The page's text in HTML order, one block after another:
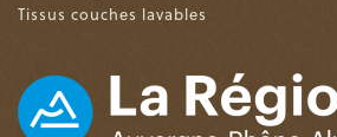
Tissus couches lavables